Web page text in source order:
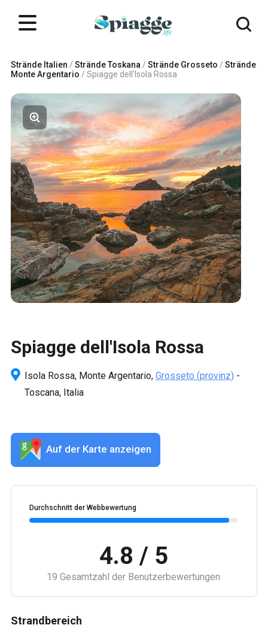
Strände Italien / Strände Toskana / Strände Grosseto / Strände
Monte Argentario / Spiagge dell'Isola Rossa
Spiagge dell'Isola Rossa
Isola Rossa, Monte Argentario, Grosseto (provinz) -
Toscana, Italia
Auf der Karte anzeigen
Durchschnitt der Webbewertung
4.8 / 5
19 Gesamtzahl der Benutzerbewertungen
Strandbereich